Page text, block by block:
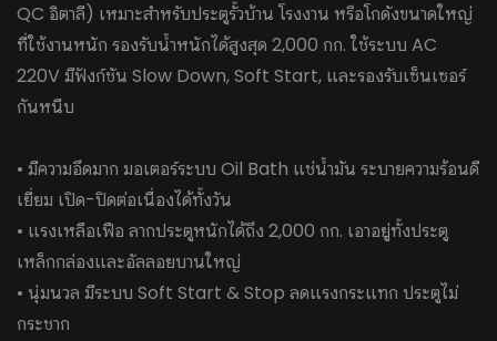
QC อิตาลี) เหมาะสำหรับประตูรั้วบ้าน โรงงาน หรือโกดังขนาดใหญ่
ที่ใช้งานหนัก รองรับน้ำหนักได้สูงสุด 2,000 กก. ใช้ระบบ AC
220V มีฟังก์ชัน Slow Down, Soft Start, และรองรับเซ็นเซอร์
กันหนีบ
• มีความอึดมาก มอเตอร์ระบบ Oil Bath แช่น้ำมัน ระบายความร้อนดี
เยี่ยม เปิด-ปิดต่อเนื่องได้ทั้งวัน
• แรงเหลือเฟือ ลากประตูหนักได้ถึง 2,000 กก. เอาอยู่ทั้งประตู
เหล็กกล่องและอัลลอยบานใหญ่
• นุ่มนวล มีระบบ Soft Start & Stop ลดแรงกระแทก ประตูไม่
กระชาก